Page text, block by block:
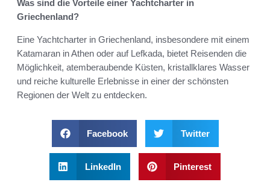
Was sind die Vorteile einer Yachtcharter in
Griechenland?
Eine Yachtcharter in Griechenland, insbesondere mit einem
Katamaran in Athen oder auf Lefkada, bietet Reisenden die
Möglichkeit, atemberaubende Küsten, kristallklares Wasser
und reiche kulturelle Erlebnisse in einer der schönsten
Regionen der Welt zu entdecken.
Facebook Twitter
LinkedIn Pinterest